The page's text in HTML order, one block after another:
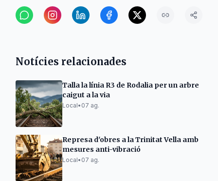
Notícies relacionades
Talla la línia R3 de Rodalia per un arbre
caigut a la via
Local• 07 ag.
Represa d'obres a la Trinitat Vella amb
mesures anti-vibració
Local• 07 ag.